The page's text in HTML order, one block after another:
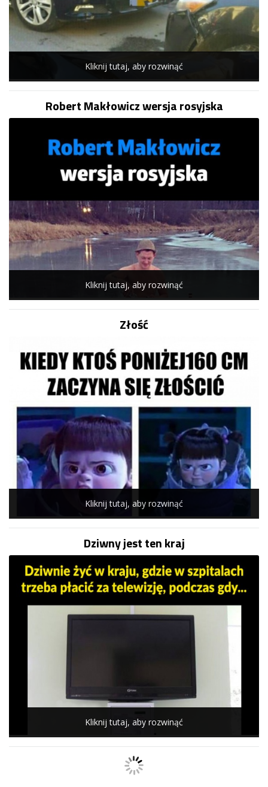
Kliknij tutaj, aby rozwinąć
Robert Makłowicz wersja rosyjska
Kliknij tutaj, aby rozwinąć
Złość
Kliknij tutaj, aby rozwinąć
Dziwny jest ten kraj
Kliknij tutaj, aby rozwinąć